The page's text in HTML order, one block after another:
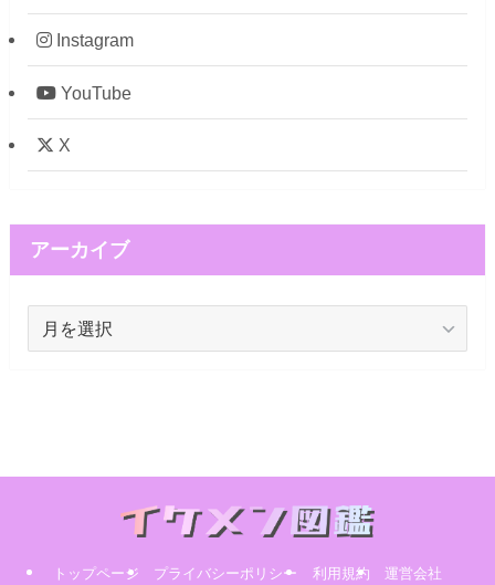
Instagram
YouTube
X
アーカイブ
トップページ プライバシーポリシー 利用規約 運営会社